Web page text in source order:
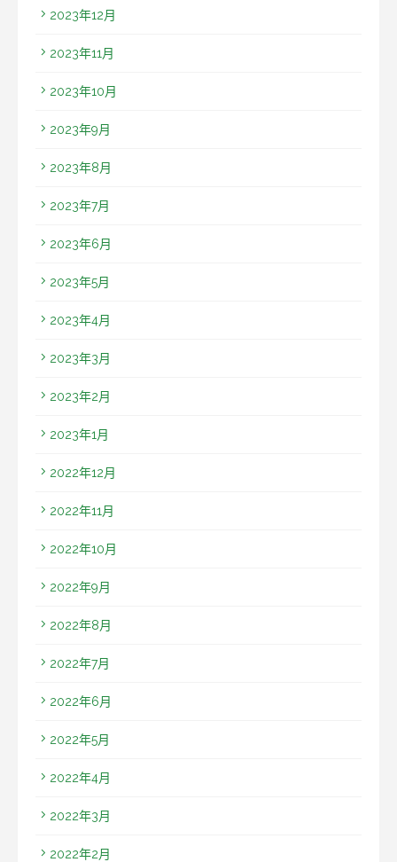
2023年12月
2023年11月
2023年10月
2023年9月
2023年8月
2023年7月
2023年6月
2023年5月
2023年4月
2023年3月
2023年2月
2023年1月
2022年12月
2022年11月
2022年10月
2022年9月
2022年8月
2022年7月
2022年6月
2022年5月
2022年4月
2022年3月
2022年2月